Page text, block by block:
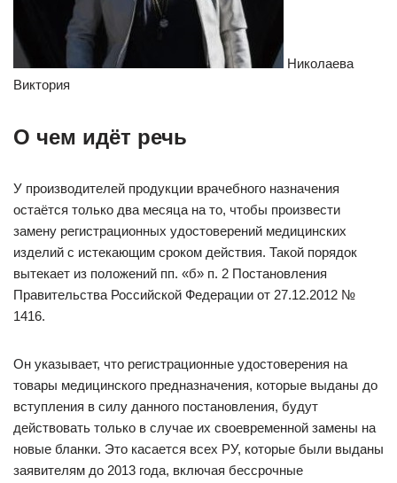
Николаева
Виктория
О чем идёт речь
У производителей продукции врачебного назначения
остаётся только два месяца на то, чтобы произвести
замену регистрационных удостоверений медицинских
изделий с истекающим сроком действия. Такой порядок
вытекает из положений пп. «б» п. 2 Постановления
Правительства Российской Федерации от 27.12.2012 №
1416.
Он указывает, что регистрационные удостоверения на
товары медицинского предназначения, которые выданы до
вступления в силу данного постановления, будут
действовать только в случае их своевременной замены на
новые бланки. Это касается всех РУ, которые были выданы
заявителям до 2013 года, включая бессрочные